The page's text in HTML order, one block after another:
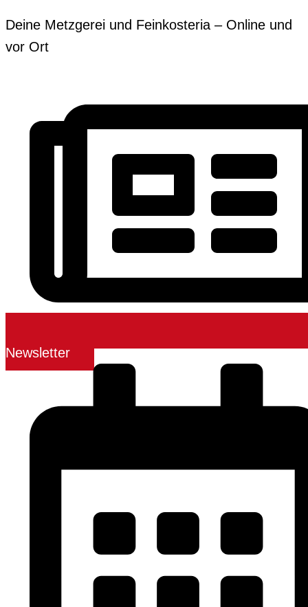
Inhalt
springen
Deine Metzgerei und Feinkosteria – Online und
vor Ort
Newsletter